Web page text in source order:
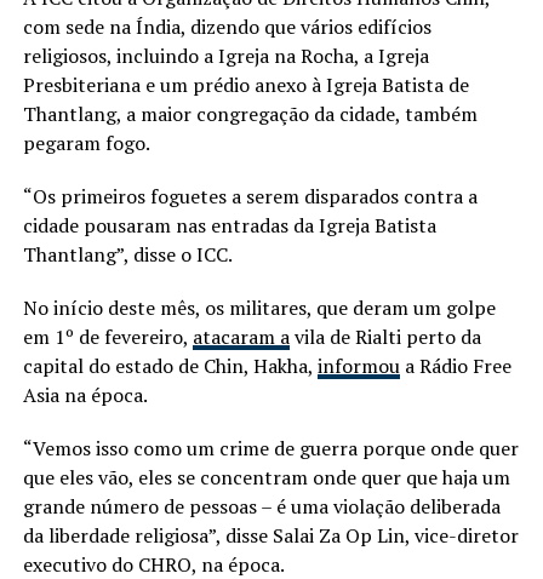
com sede na Índia, dizendo que vários edifícios
religiosos, incluindo a Igreja na Rocha, a Igreja
Presbiteriana e um prédio anexo à Igreja Batista de
Thantlang, a maior congregação da cidade, também
pegaram fogo.
“Os primeiros foguetes a serem disparados contra a
cidade pousaram nas entradas da Igreja Batista
Thantlang”, disse o ICC.
No início deste mês, os militares, que deram um golpe
em 1º de fevereiro, atacaram avila de Rialti perto da
capital do estado de Chin, Hakha, informoua Rádio Free
Asia na época.
“Vemos isso como um crime de guerra porque onde quer
que eles vão, eles se concentram onde quer que haja um
grande número de pessoas – é uma violação deliberada
da liberdade religiosa”, disse Salai Za Op Lin, vice-diretor
executivo do CHRO, na época.